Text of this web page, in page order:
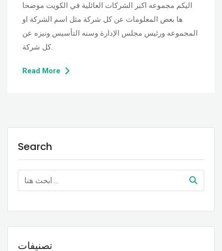
اليكم مجموعه اكبر الشركات العائلية في الكويت موضحا
ها بعض المعلومات عن كل شركة مثل اسم الشركة او
المجموعه ورئيس مجلس الإدارة وسنه التأسيس ونبزه عن
كل شركة.
Read More
Search
تصنيفات